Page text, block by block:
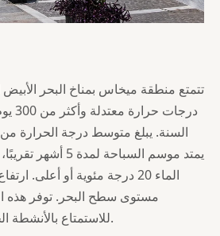
تتمتع منطقة ميخاس بمناخ البحر
يمتد موسم السباحة
مستوى سطح البحر. توفر هذه
للاستمتاع بالأنشطة الخارجية على مدار السنة.